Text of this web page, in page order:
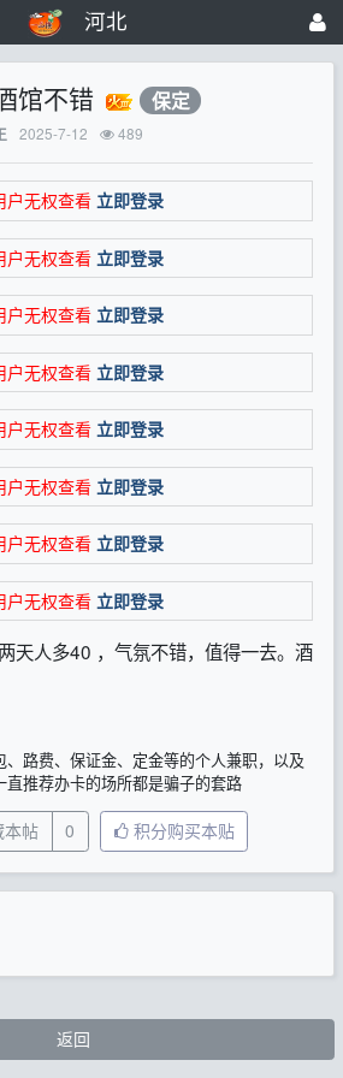
河北
馆不错 保定
2025-7-12 489
户无权查看 立即登录
户无权查看 立即登录
户无权查看 立即登录
户无权查看 立即登录
户无权查看 立即登录
户无权查看 立即登录
户无权查看 立即登录
户无权查看 立即登录
天人多40 ，气氛不错，值得一去。酒
、路费、保证金、定金等的个人兼职，以及
直推荐办卡的场所都是骗子的套路
本帖 0 积分购买本贴
返回